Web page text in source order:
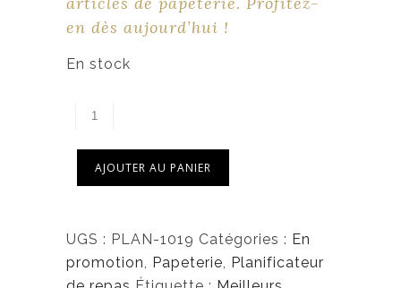
en dès aujourd’hui !
En stock
AJOUTER AU PANIER
UGS : PLAN-1019 Catégories : En
promotion, Papeterie, Planificateur